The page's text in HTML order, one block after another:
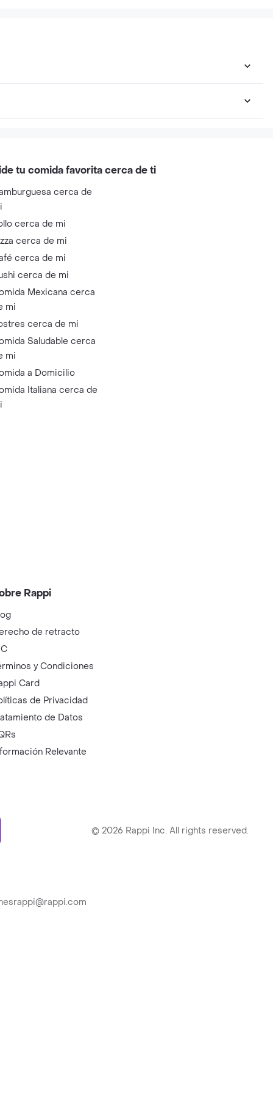
tu comida favorita cerca de ti
cerca de
cerca de mi
cerca de mi
cerca de mi
cerca de mi
Mexicana cerca
mi
cerca de mi
Saludable cerca
mi
a Domicilio
Italiana cerca de
Rappi
de retracto
y Condiciones
Card
de Privacidad
de Datos
Relevante
© 2026 Rappi Inc. All rights reserved.